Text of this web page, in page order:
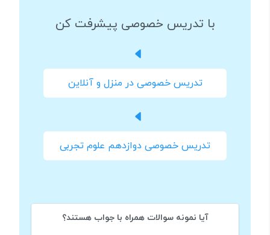
با تدریس خصوصی پیشرفت کن
تدریس خصوصی در منزل و آنلاین
تدریس خصوصی دوازدهم علوم تجربی
آیا نمونه سوالات همراه با جواب هستند؟